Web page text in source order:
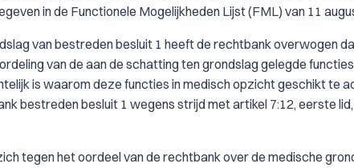
in de Functionele Mogelijkheden Lijst (FML) van 11
van bestreden besluit 1 heeft de rechtbank overwogen
van de aan de schatting ten grondslag gelegde
is waarom deze functies in medisch opzicht geschikt te
bestreden besluit 1 wegens strijd met artikel 7:12, eerste
tegen het oordeel van de rechtbank over de medische